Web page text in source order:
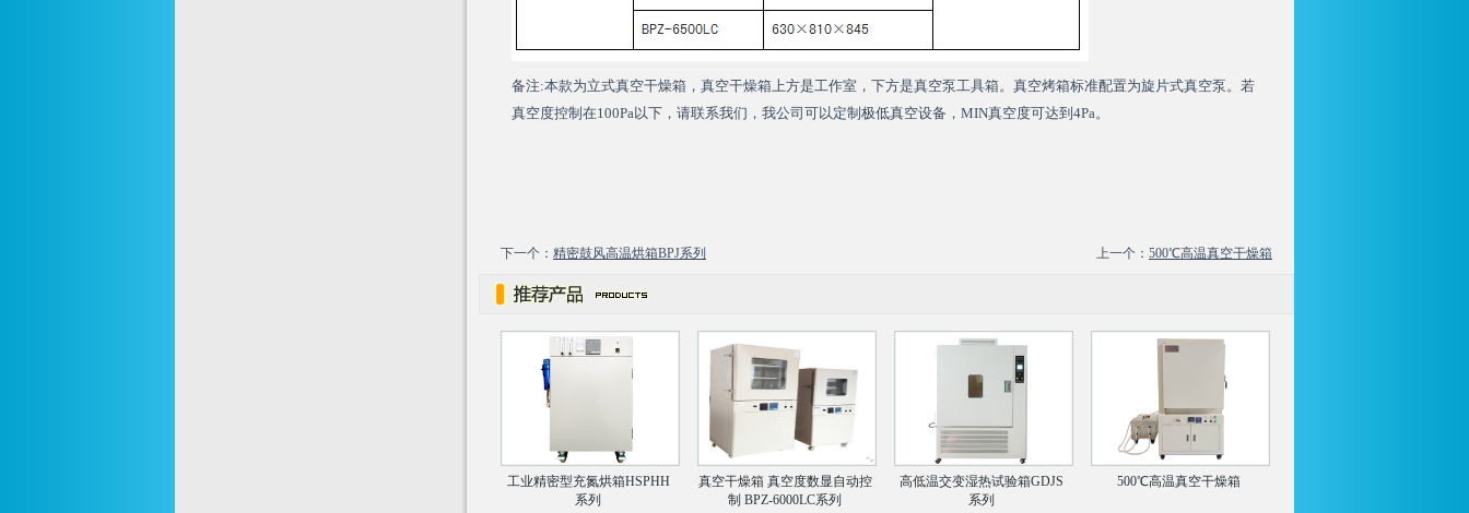
备注:本款为立式真空干燥箱 ，真空干燥箱上方是工作室，下方是真空泵工具箱。真空烤箱标准配置为旋片式真空泵。若
真空度控制在100Pa以下，请联系我们，我公司可以定制极低真空设备，MIN真空度可达到4Pa。
下一个： 精密鼓风高温烘箱BPJ系列 上一个： 500℃高温真空干燥箱
工业精密型充氮烘箱HSPHH
系列
真空干燥箱 真空度数显自动控
制 BPZ-6000LC系列
高低温交变湿热试验箱GDJS
系列
500℃高温真空干燥箱